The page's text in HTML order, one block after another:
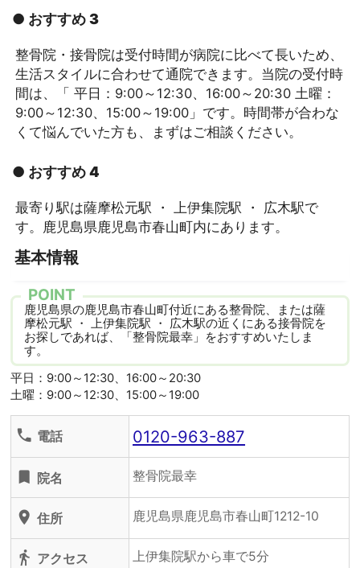
● おすすめ 3
整骨院・接骨院は受付時間が病院に比べて長いため、
生活スタイルに合わせて通院できます。当院の受付時
間は、「 平日：9:00～12:30、16:00～20:30 土曜：
9:00～12:30、15:00～19:00」です。時間帯が合わな
くて悩んでいた方も、まずはご相談ください。
● おすすめ 4
最寄り駅は薩摩松元駅 ・ 上伊集院駅 ・ 広木駅で
す。鹿児島県鹿児島市春山町内にあります。
基本情報
POINT
鹿児島県の鹿児島市春山町付近にある整骨院、または薩
摩松元駅 ・ 上伊集院駅 ・ 広木駅の近くにある接骨院を
お探しであれば、「整骨院最幸」をおすすめいたしま
す。
平日：9:00～12:30、16:00～20:30
土曜：9:00～12:30、15:00～19:00
phone 電話 0120-963-887
turned_in 院名 整骨院最幸
location_on 住所 鹿児島県鹿児島市春山町1212-10
directions_walk アクセス 上伊集院駅から車で5分